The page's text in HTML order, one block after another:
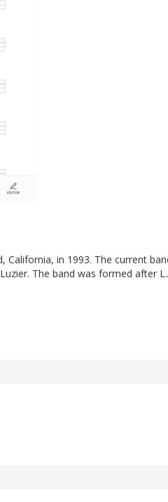
in 1993. The current
The band was formed after